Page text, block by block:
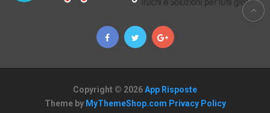
Copyright © 2026App Risposte
Theme by MyThemeShop.com Privacy Policy